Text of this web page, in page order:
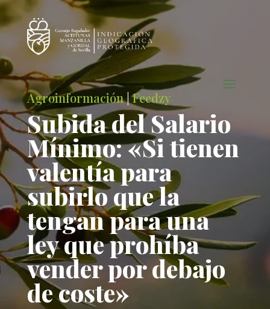
Agroinformación|Feedzy
Subida del Salario
Mínimo: «Si tienen
valentía para
subirlo que la
tengan para una
ley que prohíba
vender por debajo
de coste»